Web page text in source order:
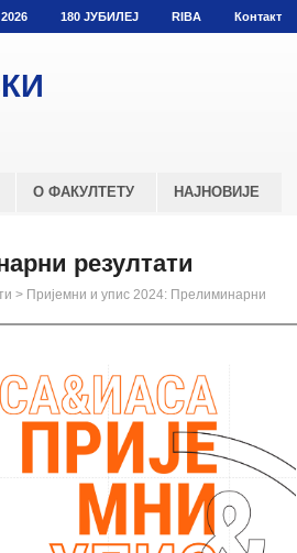
180 ЈУБИЛЕЈ RIBA Контакт
О ФАКУЛТЕТУ НАЈНОВИЈЕ
резултати
> Пријемни и упис 2024: Прелиминарни